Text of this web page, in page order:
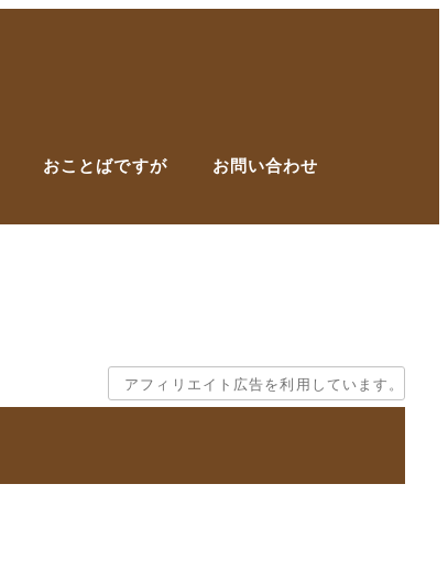
おことばですが お問い合わせ
アフィリエイト広告を利用しています。